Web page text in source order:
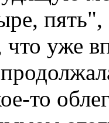
что уже
то